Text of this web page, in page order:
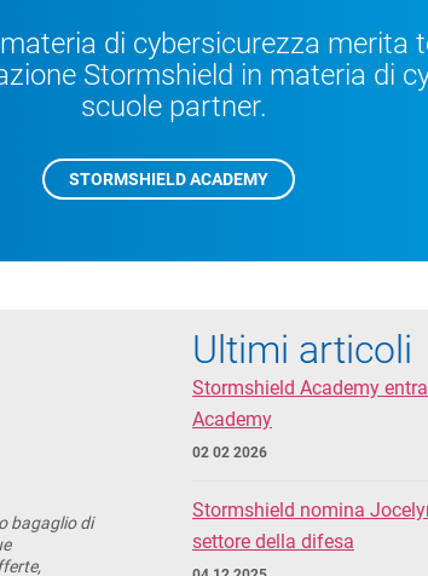
di cybersicurezza merita
Stormshield in materia di
scuole partner.
STORMSHIELD ACADEMY
bagaglio di
Ultimi articoli
Stormshield Academy
Academy
02 02 2026
Stormshield nomina
settore della difesa